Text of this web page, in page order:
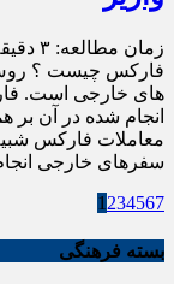
زمان مطالعه: ۳
فارکس چیست ؟ روش
های خارجی است.
انجام شده در آن بر
معاملات فارکس
سفرهای خارجی
1 234567
بسته فرهنگی